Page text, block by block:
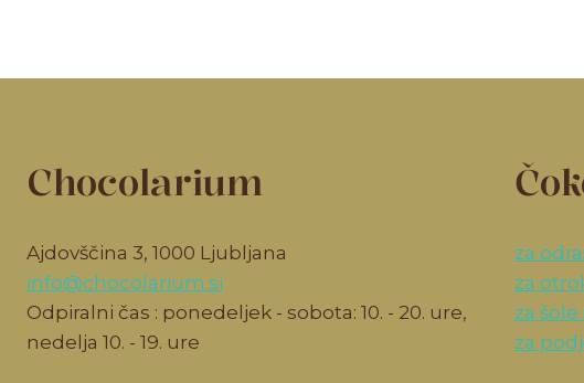
Chocolarium
Ajdovščina 3, 1000 Ljubljana
info@chocolarium.si
Odpiralni čas : ponedeljek - sobota: 10. - 20. ure,
nedelja 10. - 19. ure
za
za
za
za